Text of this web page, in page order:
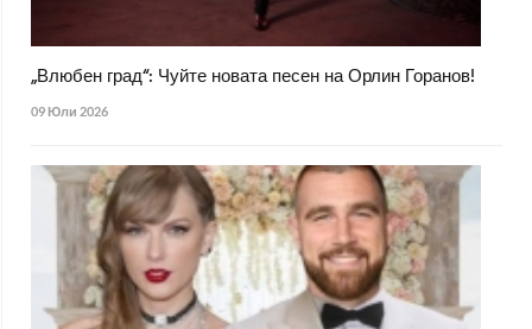
„Влюбен град“: Чуйте новата песен на Орлин Горанов!
09 Юли 2026